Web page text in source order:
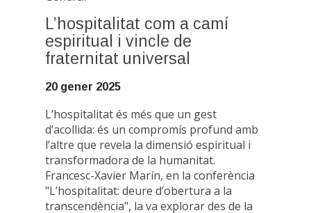
L’hospitalitat com a camí
espiritual i vincle de
fraternitat universal
20 gener 2025
L’hospitalitat és més que un gest
d’acollida: és un compromís profund amb
l’altre que revela la dimensió espiritual i
transformadora de la humanitat.
Francesc-Xavier Marín, en la conferència
"L’hospitalitat: deure d’obertura a la
transcendència", la va explorar des de la